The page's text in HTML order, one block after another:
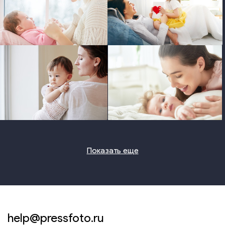
photo photo
photo photo
Показать еще
help@pressfoto.ru